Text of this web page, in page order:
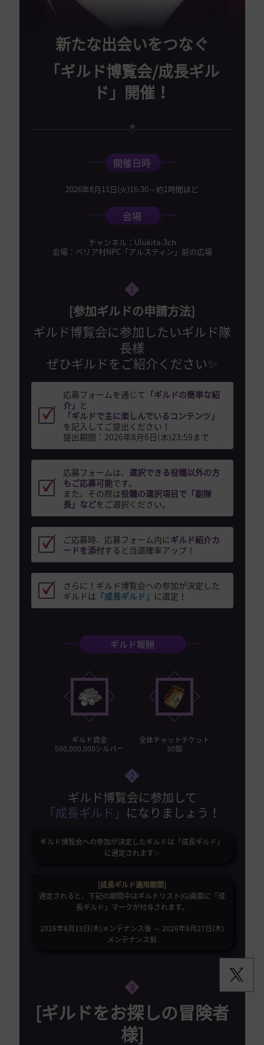
新たな出会いをつなぐ
「ギルド博覧会/成長ギル
ド」開催！
開催日時
2026年8月11日(火)16:30～約1時間ほど
会場
チャンネル：Ulukita-3ch
会場：べリア村NPC「アルスティン」前の広場
1
[参加ギルドの申請方法]
ギルド博覧会に参加したいギルド隊
長様
ぜひギルドをご紹介ください✨
応募フォームを通じて 「ギルドの簡単な紹
介」 と
「ギルドで主に楽しんでいるコンテンツ」
を記入してご提出ください！
提出期間：2026年8月6日(木)23:59まで
応募フォームは、 選択できる役職以外の方
もご応募可能です。
また、その際は役職の選択項目で「副隊
長」などをご選択ください。
ご応募時、応募フォーム内にギルド紹介カ
ードを添付すると当選確率アップ！
さらに！ギルド博覧会への参加が決定した
ギルドは 「成長ギルド」 に選定！
ギルド報酬
ギルド資金
500,000,000シルバー
全体チャットチケット
30個
2
ギルド博覧会に参加して
「成長ギルド」 になりましょう！
ギルド博覧会への参加が決定したギルドは「成長ギルド」
に選定されます✨️
[成長ギルド適用期間]
選定されると、下記の期間中はギルドリスト(G)画面に「成
長ギルド」マークが付与されます。
2026年8月13日(木)メンテナンス後 ～ 2026年8月27日(木)
メンテナンス前
3
[ギルドをお探しの冒険者
様]